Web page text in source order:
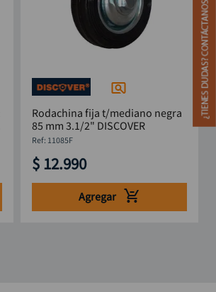
Rodachina fija t/mediano negra
85 mm 3.1/2" DISCOVER
: 11085F
$ 12.990
Agregar